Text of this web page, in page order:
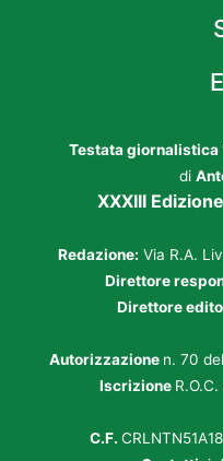
Testata giornalistica
di
XXXIII Edizione
Redazione: Via R.A.
Direttore
Direttore
Autorizzazione n. 70
Iscrizione
C.F.